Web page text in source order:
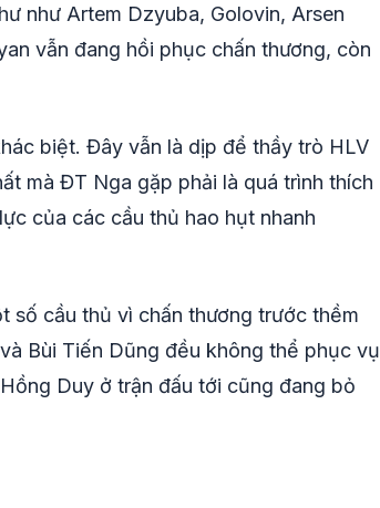
như Artem Dzyuba, Golovin, Arsen
vẫn đang hồi phục chấn thương, còn
biệt. Đây vẫn là dịp để thầy trò HLV
mà ĐT Nga gặp phải là quá trình thích
của các cầu thủ hao hụt nhanh
số cầu thủ vì chấn thương trước thềm
Bùi Tiến Dũng đều không thể phục vụ
Duy ở trận đấu tới cũng đang bỏ